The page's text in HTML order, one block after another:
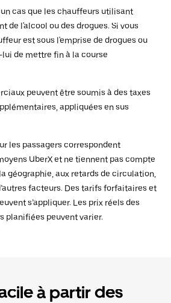
cas que les chauffeurs utilisant
de l'alcool ou des drogues. Si vous
est sous l'emprise de drogues ou
de mettre fin à la course
peuvent être soumis à des taxes
appliquées en sus
les passagers correspondent
UberX et ne tiennent pas compte
géographie, aux retards de circulation,
facteurs. Des tarifs forfaitaires et
s’appliquer. Les prix réels des
planifiées peuvent varier.
à partir des